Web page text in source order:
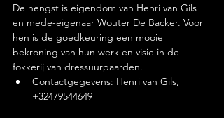
De hengst is eigendom van Henri van Gils
en mede-eigenaar Wouter De Backer. Voor
hen is de goedkeuring een mooie
bekroning van hun werk en visie in de
fokkerij van dressuurpaarden.
Contactgegevens: Henri van Gils,
+32479544649